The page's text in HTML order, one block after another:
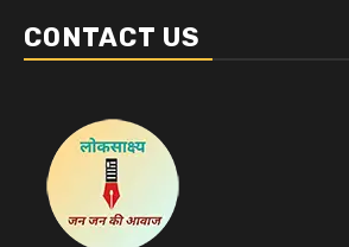
CONTACT US